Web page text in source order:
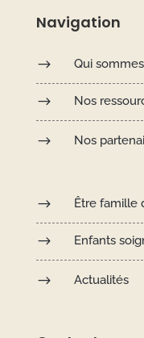
Navigation
$ Qui
$ Nos
$ Nos
$ Être famille
$ Enfants
$ Actualités